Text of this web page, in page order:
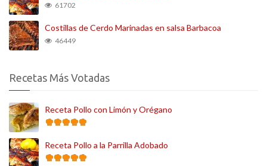
61702
Costillas de Cerdo Marinadas en salsa Barbacoa
46449
Recetas Más Votadas
Receta Pollo con Limón y Orégano
Receta Pollo a la Parrilla Adobado